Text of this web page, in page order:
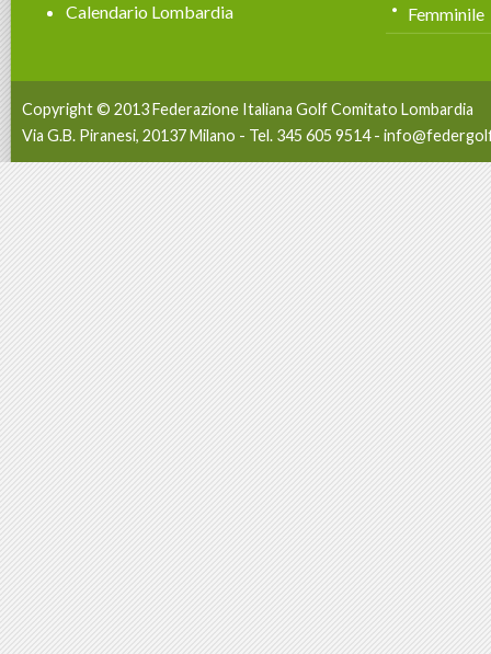
Calendario Lombardia
Femminile
Copyright © 2013 Federazione Italiana Golf Comitato Lombardia
Via G.B. Piranesi, 20137 Milano - Tel. 345 605 9514 -